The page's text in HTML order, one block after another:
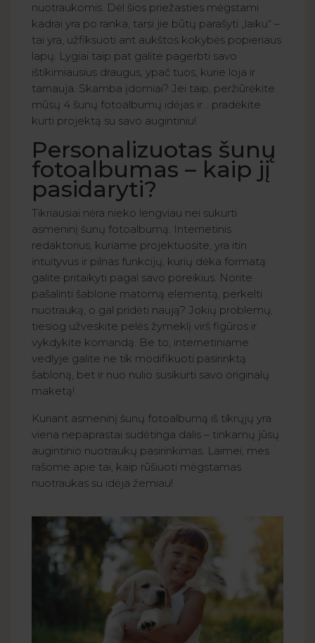
nuotraukomis. Dėl šios priežasties mėgstami
kadrai yra po ranka, tarsi jie būtų parašyti „laiku“ –
tai yra, užfiksuoti ant aukštos kokybės popieriaus
lapų. Lygiai taip pat galite pagerbti savo
ištikimiausius draugus, ypač tuos, kurie loja ir
tarnauja. Skamba įdomiai? Jei taip, peržiūrėkite
mūsų 4 šunų fotoalbumų idėjas ir... pradėkite
kurti projektą su savo augintiniu!
Personalizuotas šunų
fotoalbumas – kaip jį
pasidaryti?
Tikriausiai nėra nieko lengviau nei sukurti
asmeninį šunų fotoalbumą. Internetinis
redaktorius, kuriame projektuosite, yra itin
intuityvus ir pilnas funkcijų, kurių dėka formatą
galite pritaikyti pagal savo poreikius. Norite
pašalinti šablone matomą elementą, perkelti
nuotrauką, o gal pridėti naują? Jokių problemų,
tiesiog užveskite pelės žymeklį virš figūros ir
vykdykite komandą. Be to, internetiniame
vedlyje galite ne tik modifikuoti pasirinktą
šabloną, bet ir nuo nulio susikurti savo originalų
maketą!
Kuriant asmeninį šunų fotoalbumą iš tikrųjų yra
viena nepaprastai sudėtinga dalis – tinkamų jūsų
augintinio nuotraukų pasirinkimas. Laimei, mes
rašome apie tai, kaip rūšiuoti mėgstamas
nuotraukas su idėja žemiau!